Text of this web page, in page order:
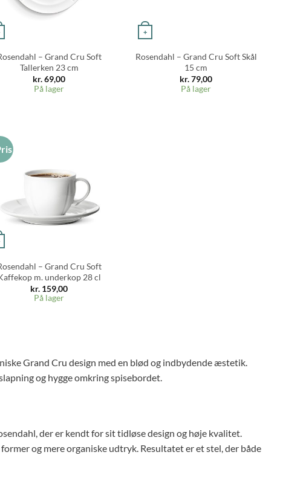
– Grand Cru Soft
Tallerken 23 cm
kr.69,00
På lager
+
Rosendahl – Grand Cru Soft Skål
15 cm
kr.79,00
På lager
– Grand Cru Soft
m. underkop 28 cl
kr. 159,00
På lager
Grand Cru design med en blød og indbydende æstetik.
og hygge omkring spisebordet.
der er kendt for sit tidløse design og høje kvalitet.
og mere organiske udtryk. Resultatet er et stel, der både